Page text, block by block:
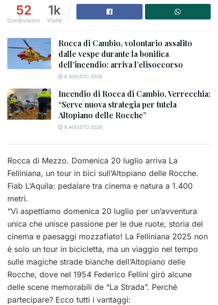
52
Condivisioni
1k
Visite
Rocca di Cambio, volontario assalito
dalle vespe durante la bonifica
dell’incendio: arriva l’elisoccorso
8 AGOSTO 2026
Incendio di Rocca di Cambio, Verrecchia:
“Serve nuova strategia per tutela
Altopiano delle Rocche”
8 AGOSTO 2026
Rocca di Mezzo. Domenica 20 luglio arriva La
Felliniana, un tour in bici sull’Altopiano delle Rocche.
Fiab L’Aquila: pedalare tra cinema e natura a 1.400
metri.
“Vi aspettiamo domenica 20 luglio per un’avventura
unica che unisce passione per le due ruote, storia del
cinema e paesaggi mozzafiato! La Felliniana 2025 non
è solo un tour in bicicletta, ma un viaggio nel tempo
sulle magiche strade bianche dell’Altopiano delle
Rocche, dove nel 1954 Federico Fellini girò alcune
delle scene memorabili de “La Strada”. Perché
partecipare? Ecco tutti i vantaggi: